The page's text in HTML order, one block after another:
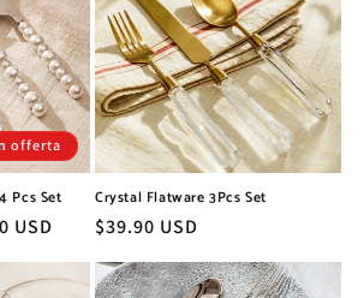
offerta
Pcs Set
USD
Crystal Flatware 3Pcs Set
Prezzo
listino
$39.90 USD